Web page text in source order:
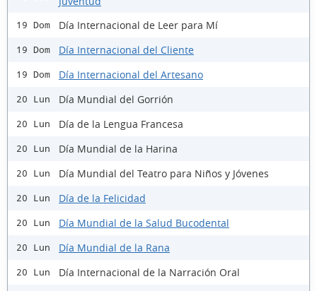
19 Dom Día Internacional de Leer para Mí
19 Dom Día Internacional del Cliente
19 Dom Día Internacional del Artesano
20 Lun Día Mundial del Gorrión
20 Lun Día de la Lengua Francesa
20 Lun Día Mundial de la Harina
20 Lun Día Mundial del Teatro para Niños y Jóvenes
20 Lun Día de la Felicidad
20 Lun Día Mundial de la Salud Bucodental
20 Lun Día Mundial de la Rana
20 Lun Día Internacional de la Narración Oral